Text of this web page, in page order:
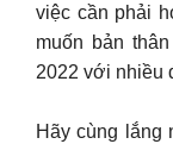
việc cần phải
muốn bản
2022 với nhiều
Hãy cùng lắng